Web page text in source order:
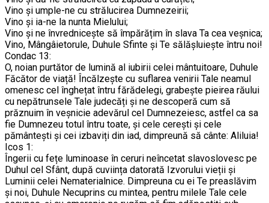
Vino și umple-ne cu strălucirea Dumnezeirii;
Vino și ia-ne la nunta Mielului;
Vino și ne învrednicește să împărățim în slava Ta cea veșnica;
Vino, Mângâietorule, Duhule Sfinte și Te sălășluiește întru noi!
Condac 13:
O, noian purtător de lumină al iubirii celei mântuitoare, Duhule
Făcător de viață! Încălzește cu suflarea venirii Tale neamul
omenesc cel înghețat întru fărădelegi, grabește pieirea răului
cu nepătrunsele Tale judecăți și ne descoperă cum să
prăznuim în veșnicie adevărul cel Dumnezeiesc, astfel ca sa
fie Dumnezeu totul întru toate, și cele cerești și cele
pământești și cei izbaviți din iad, dimpreună să cânte: Aliluia!
Icos 1:
Îngerii cu fețe luminoase în ceruri neîncetat slavoslovesc pe
Duhul cel Sfânt, după cuviința datorată Izvorului vieții și
Luminii celei Nematerialnice. Dimpreuna cu ei Te preaslăvim
și noi, Duhule Necuprins cu mintea, pentru milele Tale cele